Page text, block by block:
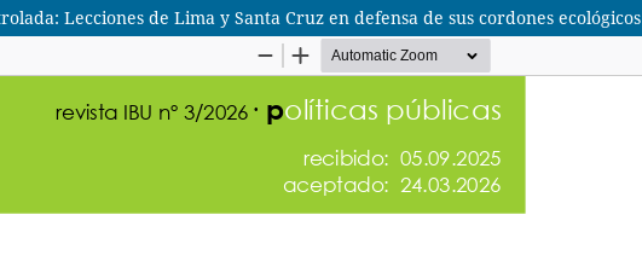
Lecciones de Lima y Santa Cruz en defensa de sus cordones ecológicos